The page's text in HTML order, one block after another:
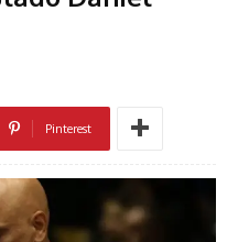
Pinterest